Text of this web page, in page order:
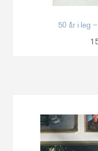
50 år i leg